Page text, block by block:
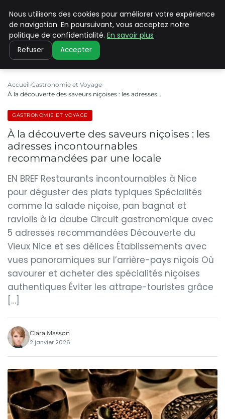
PILAT PATRIMOINES
Accueil Gastronomie et Voyage
À la découverte des saveurs niçoises : les adresses…
GASTRONOMIE ET VOYAGE
À la découverte des saveurs niçoises : les
adresses incontournables
recommandées par une locale
EN BREF Restaurants incontournables à Nice
pour déguster des plats typiques Spécialités
comme la salade niçoise, pan bagnat et
raviolis à la daube Circuit gastronomique avec
5 adresses recommandées Découverte du
Vieux Nice et ses délices Établissements avec
vues panoramiques sur l’arrière-pays niçois Où
savourer et acheter des spécialités niçoises
authentiques Éviter les attrape-touristes grâce
[…]
Clara Masson
2 janvier 2026
Nous utilisons des cookies pour améliorer votre expérience
de navigation. En poursuivant, vous acceptez notre
politique de confidentialité. En savoir plus
Refuser Accepter